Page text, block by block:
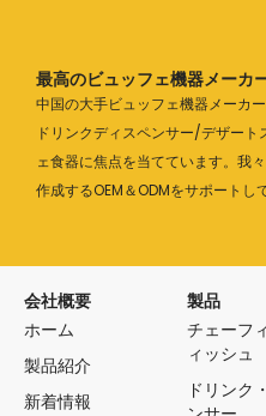
最高のビュッフェ機器メーカ
中国の大手ビュッフェ機器メー
ドリンクディスペンサー/デザー
ェ食器に焦点を当てています。我
作成するOEM＆ODMをサポートし
会社概要
ホーム
製品紹介
新着情報
製品
チェーフ
ィッシュ
ドリンク